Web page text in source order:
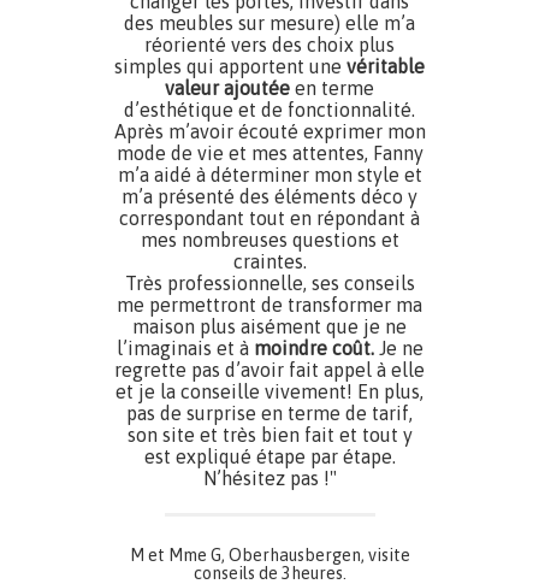
des meubles sur mesure) elle m’a
réorienté vers des choix plus
simples qui apportent une véritable
valeur ajoutée en terme
d’esthétique et de fonctionnalité.
Après m’avoir écouté exprimer mon
mode de vie et mes attentes, Fanny
m’a aidé à déterminer mon style et
m’a présenté des éléments déco y
correspondant tout en répondant à
mes nombreuses questions et
craintes.
Très professionnelle, ses conseils
me permettront de transformer ma
maison plus aisément que je ne
l’imaginais et à moindre coût.Je ne
regrette pas d’avoir fait appel à elle
et je la conseille vivement! En plus,
pas de surprise en terme de tarif,
son site et très bien fait et tout y
est expliqué étape par étape.
N’hésitez pas !"
M et Mme G, Oberhausbergen, visite
conseils de 3heures.